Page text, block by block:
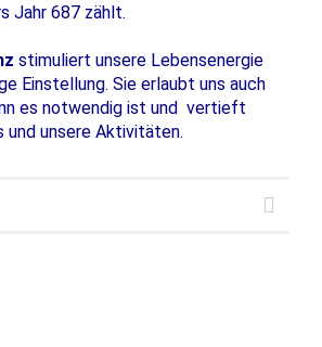
Jahr 687 zählt.
stimuliert unsere Lebensenergie
Einstellung. Sie erlaubt uns auch
es notwendig ist und vertieft
und unsere Aktivitäten.